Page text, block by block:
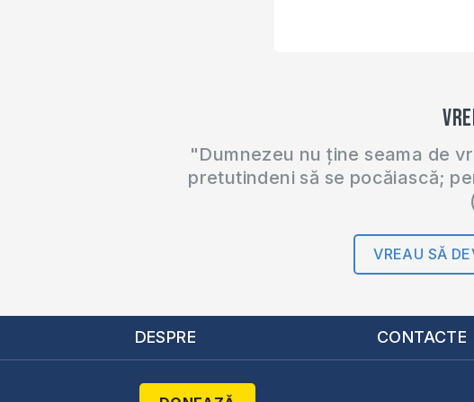
"Dumnezeu nu ține seama de
pretutindeni să se pocăiască;
VREAU SĂ
DESPRE CONTACTE